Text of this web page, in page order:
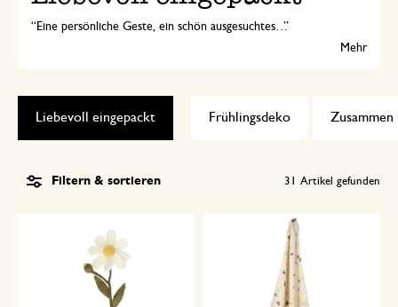
Eine persönliche Geste, ein schön ausgesuchtes Geschenk oder ein Verwöhnpaket voller Leckereien... Zeigen Sie dieses Jahr, wie sehr Ihnen jemand am Herzen liegt. Entdecken Sie hier unsere Lieblingsgeschenke zum Muttertag.
Mehr
Frühlingsdeko Zusammen
Liebevoll eingepackt
Filtern & sortieren 31 Artikel gefunden